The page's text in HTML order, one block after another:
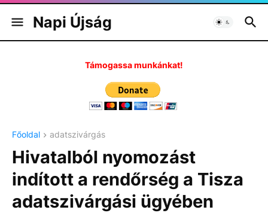
Napi Újság
Támogassa munkánkat!
Főoldal adatszivárgás
Hivatalból nyomozást
indított a rendőrség a Tisza
adatszivárgási ügyében